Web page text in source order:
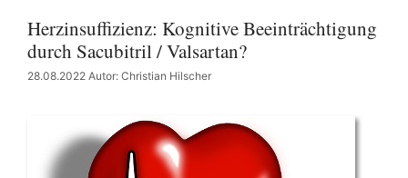
Herzinsuffizienz: Kognitive Beeinträchtigung
durch Sacubitril / Valsartan?
28.08.2022 Autor: Christian Hilscher